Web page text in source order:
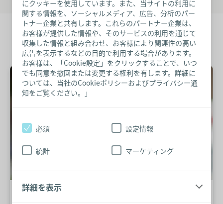
にクッキーを使用しています。また、当サイトの利用に
関する情報を、ソーシャルメディア、広告、分析のパー
トナー企業と共有します。これらのパートナー企業は、
お客様が提供した情報や、そのサービスの利用を通じて
収集した情報と組み合わせ、お客様により関連性の高い
広告を表示するなどの目的で利用する場合があります。
お客様は、「Cookie設定」をクリックすることで、いつ
でも同意を撤回または変更する権利を有します。詳細に
ついては、当社のCookieポリシーおよびプライバシー通
知をご覧ください。」
必須 設定情報
統計 マーケティング
詳細を表示